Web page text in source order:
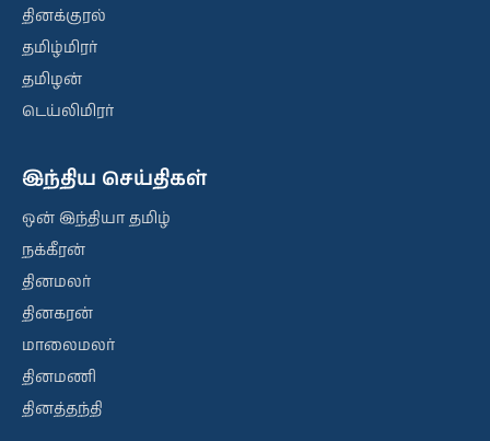
தினக்குரல்
தமிழ்மிரர்
தமிழன்
டெய்லிமிரர்
இந்திய செய்திகள்
ஒன் இந்தியா தமிழ்
நக்கீரன்
தினமலர்
தினகரன்
மாலைமலர்
தினமணி
தினத்தந்தி